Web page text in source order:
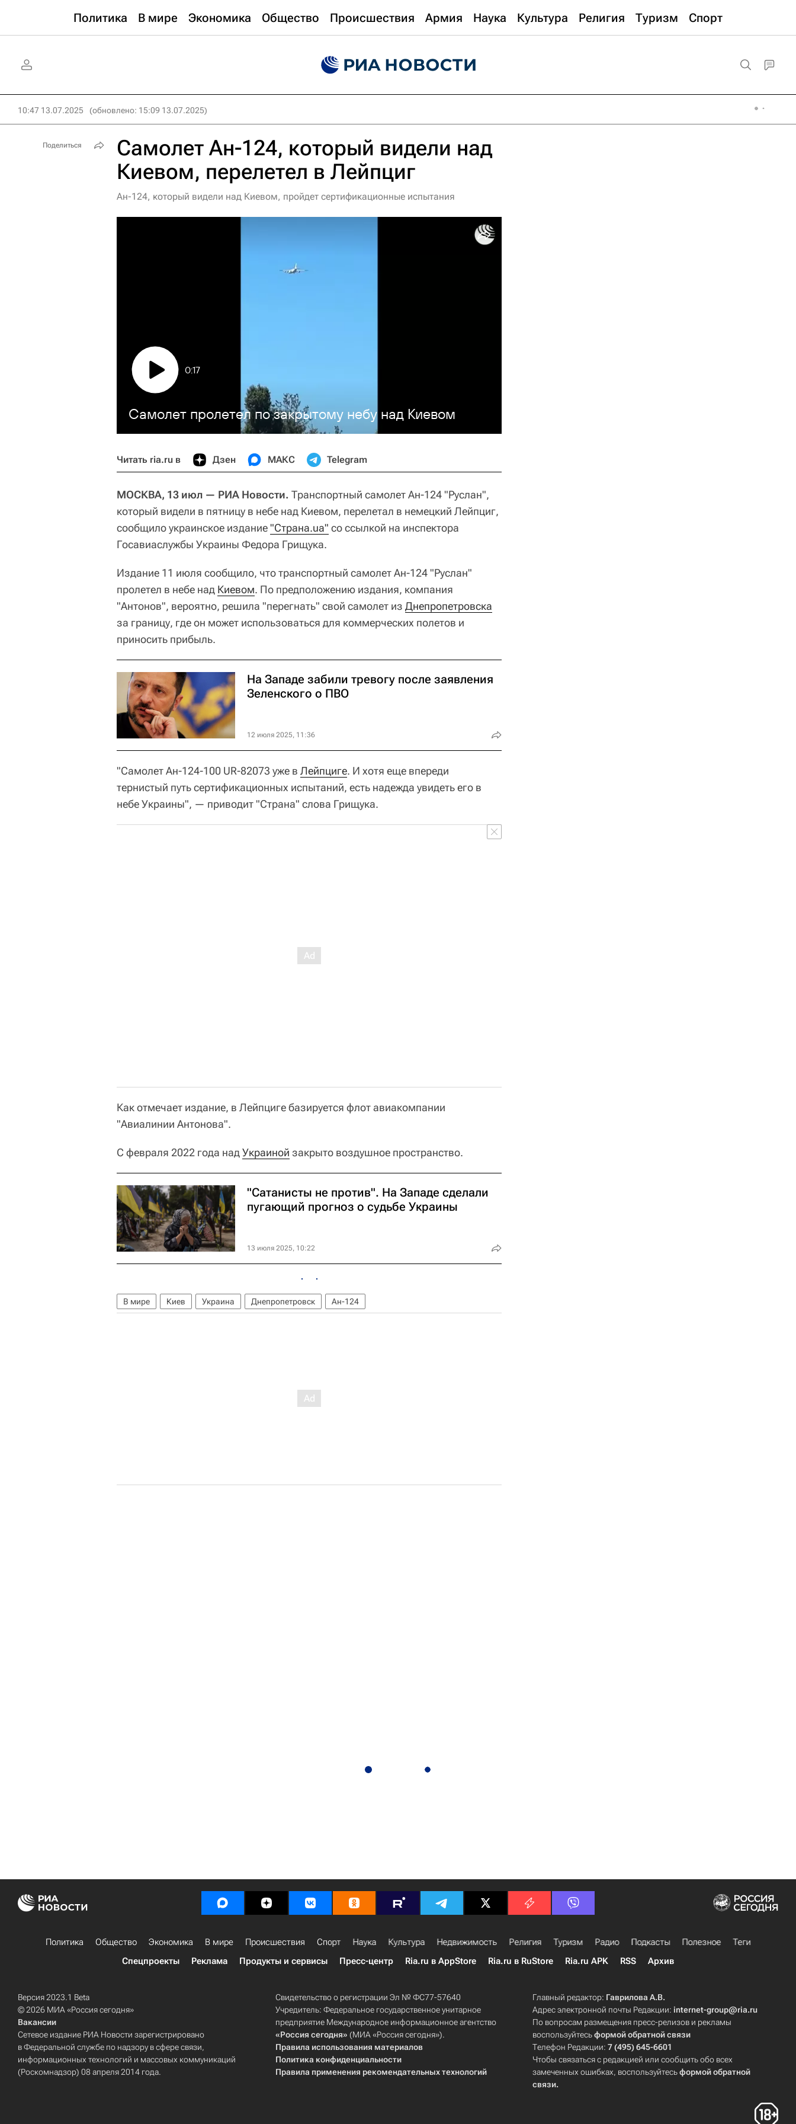
Политика В мире Экономика Общество Происшествия Армия Наука Культура Религия Туризм Спорт
10:47 13.07.2025 (обновлено: 15:09 13.07.2025)
Самолет Ан-124, который видели над
Киевом, перелетел в Лейпциг
Ан-124, который видели над Киевом, пройдет сертификационные испытания
Самолет пролетел по закрытому небу над Киевом
0:17
Читать ria.ru в Дзен МАКС Telegram
МОСКВА, 13 июл — РИА Новости. Транспортный самолет Ан-124 "Руслан",
который видели в пятницу в небе над Киевом, перелетал в немецкий Лейпциг,
сообщило украинское издание"Страна.ua" со ссылкой на инспектора
Госавиаслужбы Украины Федора Грищука.
Издание 11 июля сообщило, что транспортный самолет Ан-124 "Руслан"
пролетел в небе над Киевом. По предположению издания, компания
"Антонов", вероятно, решила "перегнать" свой самолет из Днепропетровска
за границу, где он может использоваться для коммерческих полетов и
приносить прибыль.
На Западе забили тревогу после заявления
Зеленского о ПВО
12 июля 2025, 11:36
"Самолет Ан-124-100 UR-82073 уже в Лейпциге. И хотя еще впереди
тернистый путь сертификационных испытаний, есть надежда увидеть его в
небе Украины", — приводит "Страна" слова Грищука.
Как отмечает издание, в Лейпциге базируется флот авиакомпании
"Авиалинии Антонова".
С февраля 2022 года надУкраиной закрыто воздушное пространство.
"Сатанисты не против". На Западе сделали
пугающий прогноз о судьбе Украины
13 июля 2025, 10:22
В мире Киев Украина Днепропетровск Ан-124
Поделиться
Политика Общество Экономика В мире Происшествия Спорт Наука Культура Недвижимость Религия Туризм Радио Подкасты Полезное
Теги
Спецпроекты
Реклама Продукты и сервисы Пресс-центр Ria.ru в AppStore Ria.ru в RuStore Ria.ru APK RSS Архив
Версия 2023.1 Beta
© 2026 МИА «Россия сегодня»
Вакансии
Сетевое издание РИА Новости зарегистрировано
в Федеральной службе по надзору в сфере связи,
информационных технологий и массовых коммуникаций
(Роскомнадзор) 08 апреля 2014 года.
Свидетельство о регистрации Эл № ФС77-57640
Учредитель: Федеральное государственное унитарное
предприятие Международное информационное агентство
«Россия сегодня» (МИА «Россия сегодня»).
Правила использования материалов
Политика конфиденциальности
Правила применения рекомендательных технологий
Главный редактор: Гаврилова А.В.
Адрес электронной почты Редакции:internet-group@ria.ru
По вопросам размещения пресс-релизов и рекламы
воспользуйтесьформой обратной связи
Телефон Редакции:7 (495) 645-6601
Чтобы связаться с редакцией или сообщить обо всех
замеченных ошибках, воспользуйтесьформой обратной
связи.